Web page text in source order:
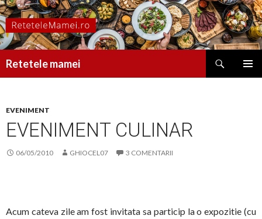
Retetele mamei
EVENIMENT
EVENIMENT CULINAR
06/05/2010 GHIOCEL07 3 COMENTARII
Acum cateva zile am fost invitata sa particip la o expozitie (cu